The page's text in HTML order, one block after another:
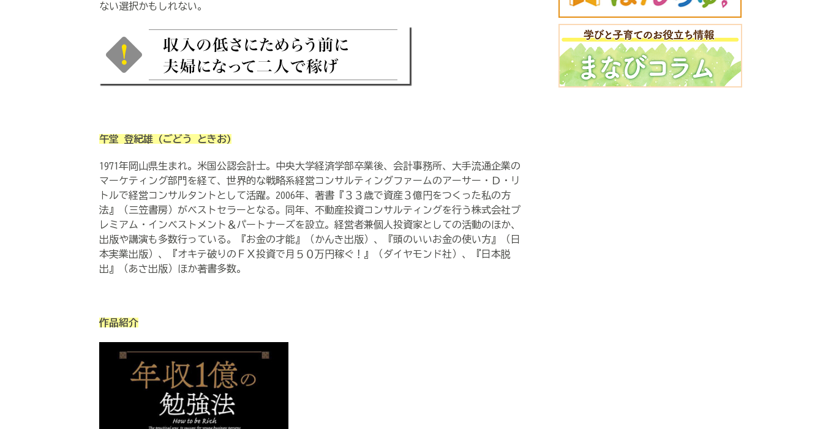
ない選択かもしれない。
午堂 登紀雄 (ごどう ときお)
1971年岡山県生まれ。米国公認会計士。中央大学経済学部卒業後、会計事務所、大手流通企業の
マーケティング部門を経て、世界的な戦略系経営コンサルティングファームのアーサー・Ｄ・リ
トルで経営コンサルタントとして活躍。2006年、著書『３３歳で資産３億円をつくった私の方
法』（三笠書房）がベストセラーとなる。同年、不動産投資コンサルティングを行う株式会社プ
レミアム・インベストメント＆パートナーズを設立。経営者兼個人投資家としての活動のほか、
出版や講演も多数行っている。『お金の才能』（かんき出版）、『頭のいいお金の使い方』（日
本実業出版）、『オキテ破りのＦＸ投資で月５０万円稼ぐ！』（ダイヤモンド社）、『日本脱
出』（あさ出版）ほか著書多数。
作品紹介